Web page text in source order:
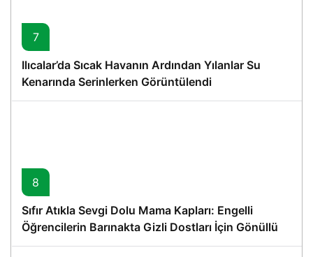
7
Ilıcalar’da Sıcak Havanın Ardından Yılanlar Su
Kenarında Serinlerken Görüntülendi
8
Sıfır Atıkla Sevgi Dolu Mama Kapları: Engelli
Öğrencilerin Barınakta Gizli Dostları İçin Gönüllü
Proje